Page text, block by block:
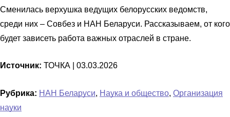
Сменилась верхушка ведущих белорусских ведомств,
среди них – Совбез и НАН Беларуси. Рассказываем, от кого
будет зависеть работа важных отраслей в стране.
Источник: ТОЧКА | 03.03.2026
Рубрика: НАН Беларуси, Наука и общество, Организация
науки